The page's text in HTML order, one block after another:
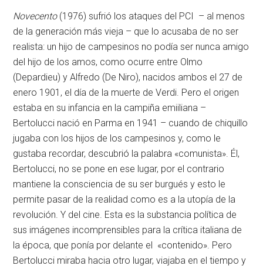
Novecento(1976) sufrió los ataques del PCI – al menos
de la generación más vieja – que lo acusaba de no ser
realista: un hijo de campesinos no podía ser nunca amigo
del hijo de los amos, como ocurre entre Olmo
(Depardieu) y Alfredo (De Niro), nacidos ambos el 27 de
enero 1901, el día de la muerte de Verdi. Pero el origen
estaba en su infancia en la campiña emiiliana –
Bertolucci nació en Parma en 1941 – cuando de chiquillo
jugaba con los hijos de los campesinos y, como le
gustaba recordar, descubrió la palabra «comunista». Él,
Bertolucci, no se pone en ese lugar, por el contrario
mantiene la consciencia de su ser burgués y esto le
permite pasar de la realidad como es a la utopía de la
revolución. Y del cine. Esta es la substancia política de
sus imágenes incomprensibles para la crítica italiana de
la época, que ponía por delante el «contenido». Pero
Bertolucci miraba hacia otro lugar, viajaba en el tiempo y